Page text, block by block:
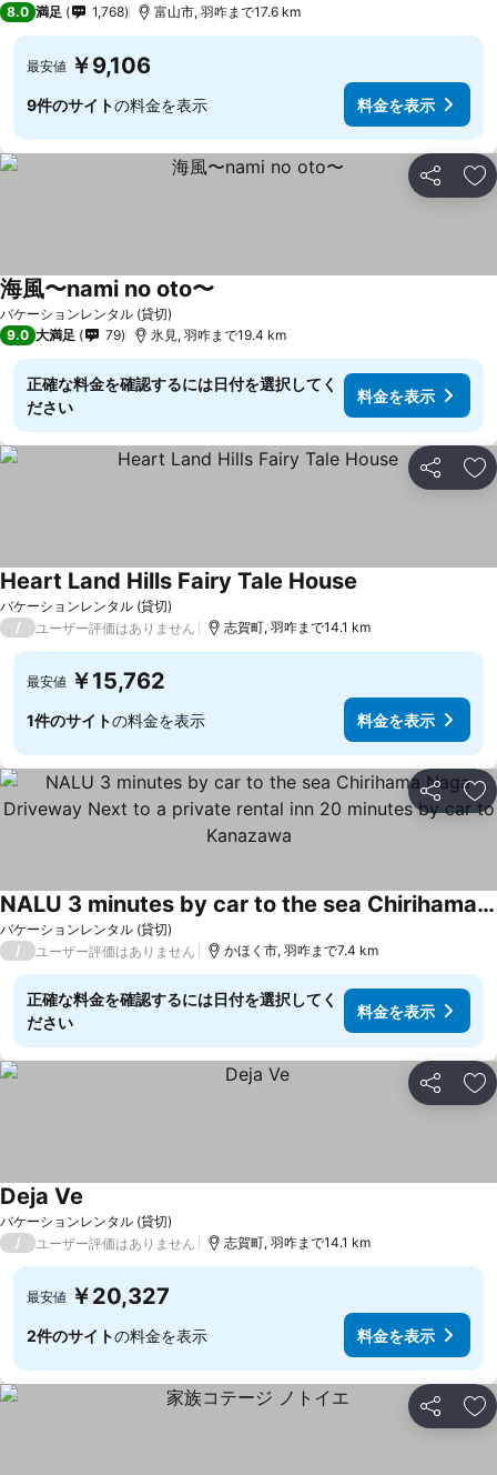
8.0 満足 1,768 富山市, 羽咋まで17.6 km
最安値 ￥9,106
9件のサイトの料金を表示 料金を表示
シェア お
バケーションレンタル (貸切)
海風〜nami no oto〜
9.0 大満足 79 氷見, 羽咋まで19.4 km
正確な料金を確認するには日付を選択してく
ださい
料金を表示
シェア お
バケーションレンタル (貸切)
Heart Land Hills Fairy Tale House
/ ユーザー評価はありません 志賀町, 羽咋まで14.1 km
最安値 ￥15,762
1件のサイトの料金を表示 料金を表示
シェア お
バケーションレンタル (貸切)
NALU 3 minutes by car to the sea Chirihama Naga Driveway Next to a private rental inn 20 minutes by car to Kanazawa
/ ユーザー評価はありません かほく市, 羽咋まで7.4 km
正確な料金を確認するには日付を選択してく
ださい
料金を表示
シェア お
バケーションレンタル (貸切)
Deja Ve
/ ユーザー評価はありません 志賀町, 羽咋まで14.1 km
最安値 ￥20,327
2件のサイトの料金を表示 料金を表示
シェア お